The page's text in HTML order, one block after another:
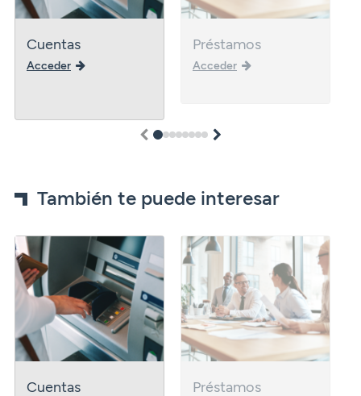
Cuentas
Acceder
Préstamos
Acceder
12345678
También te puede interesar
Cuentas Préstamos